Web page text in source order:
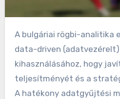
A bulgáriai rögbi-analitika elengedhetetlen a
data-driven
kihasználásához, hogy
teljesítményét és a
A hatékony adatgyűjtési